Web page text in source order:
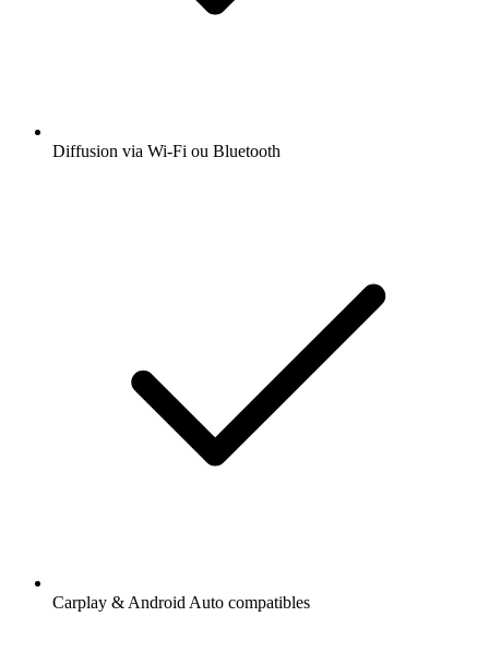
Diffusion via Wi-Fi ou Bluetooth
Carplay & Android Auto compatibles